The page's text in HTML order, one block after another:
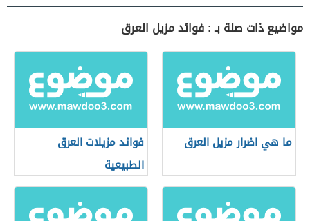
مواضيع ذات صلة بـ : فوائد مزيل العرق
ما هي اضرار مزيل العرق
فوائد مزيلات العرق
الطبيعية